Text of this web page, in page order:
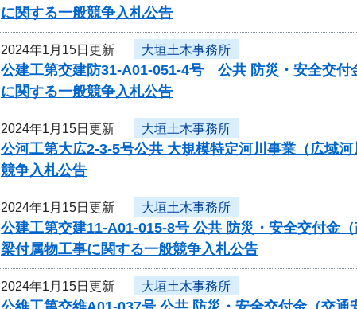
に関する一般競争入札公告
2024年1月15日更新 大垣土木事務所
公建工第交建防31-A01-051-4号 公共 防災・安全交
に関する一般競争入札公告
2024年1月15日更新 大垣土木事務所
公河工第大広2-3-5号公共 大規模特定河川事業（広
競争入札公告
2024年1月15日更新 大垣土木事務所
公建工第交建11-A01-015-8号 公共 防災・安全交付金
梁付属物工事に関する一般競争入札公告
2024年1月15日更新 大垣土木事務所